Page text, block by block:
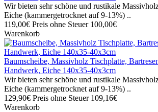
Wir bieten sehr schöne und rustikale
Eiche (kammergetrocknet auf 9-13%) ..
119,00€ Preis ohne Steuer 100,00€
Warenkorb
Baumscheibe, Massivholz Tischplatte,
Handwerk, Eiche 140x35-40x3cm
Wir bieten sehr schöne und rustikale
Eiche (kammergetrocknet auf 9-13%) ..
129,90€ Preis ohne Steuer 109,16€
Warenkorb